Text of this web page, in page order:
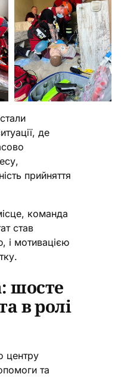
де
прийняття
команда
став
і мотивацією
шосте
в ролі
центру
та